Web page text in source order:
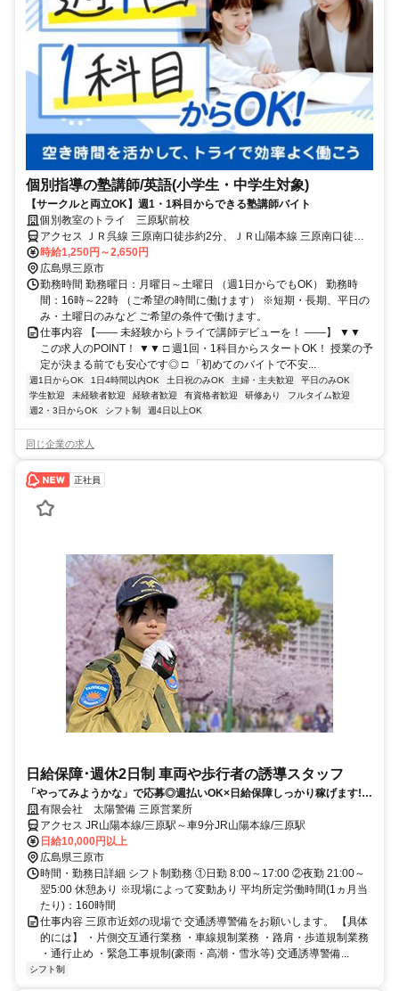
個別指導の塾講師/英語(小学生・中学生対象)
【サークルと両立OK】週1・1科目からできる塾講師バイト
個別教室のトライ 三原駅前校
アクセス ＪＲ呉線 三原南口徒歩約2分、ＪＲ山陽本線 三原南口徒歩
約2分、ＪＲ山陽新幹線/ＪＲ東海道新幹線 三原南口徒歩約2分 三原駅
南口徒歩1分
時給1,250円～2,650円
広島県三原市
勤務時間 勤務曜日：月曜日～土曜日 （週1日からでもOK） 勤務時
間：16時～22時 （ご希望の時間に働けます） ※短期・長期、平日の
み・土曜日のみなど ご希望の条件で働けます。
仕事内容 【―― 未経験からトライで講師デビューを！ ――】 ▼▼
この求人のPOINT！ ▼▼ □ 週1回・1科目からスタートOK！ 授業の予
定が決まる前でも安心です◎ □ 「初めてのバイトで不安...
週1日からOK 1日4時間以内OK 土日祝のみOK 主婦・主夫歓迎
平日のみOK
学生歓迎
未経験者歓迎 経験者歓迎 有資格者歓迎 研修あり
フルタイム歓迎
週2・3日からOK
シフト制 週4日以上OK
同じ企業の求人
正社員
日給保障･週休2日制 車両や歩行者の誘導スタッフ
「やってみようかな」で応募◎週払いOK×日給保障しっかり稼げます!!
警備デビュー応援三原市近郊でお仕事
有限会社 太陽警備 三原営業所
アクセス JR山陽本線/三原駅～車9分JR山陽本線/三原駅
日給10,000円以上
広島県三原市
時間・勤務日詳細 シフト制勤務 ①日勤 8:00～17:00 ②夜勤 21:00～
翌5:00 休憩あり ※現場によって変動あり 平均所定労働時間(1ヵ月当
たり)：160時間
仕事内容 三原市近郊の現場で 交通誘導警備をお願いします。 【具体
的には】 ・片側交互通行業務 ・車線規制業務 ・路肩・歩道規制業務
・通行止め ・緊急工事規制(豪雨・高潮・雪氷等) 交通誘導警備...
シフト制